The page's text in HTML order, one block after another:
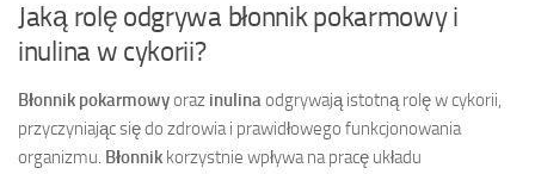
Jaką rolę odgrywa błonnik pokarmowy i
inulina w cykorii?
Błonnik pokarmowyoraz inulinaodgrywają istotną rolę w cykorii,
przyczyniając się do zdrowia i prawidłowego funkcjonowania
organizmu. Błonnik korzystnie wpływa na pracę układu